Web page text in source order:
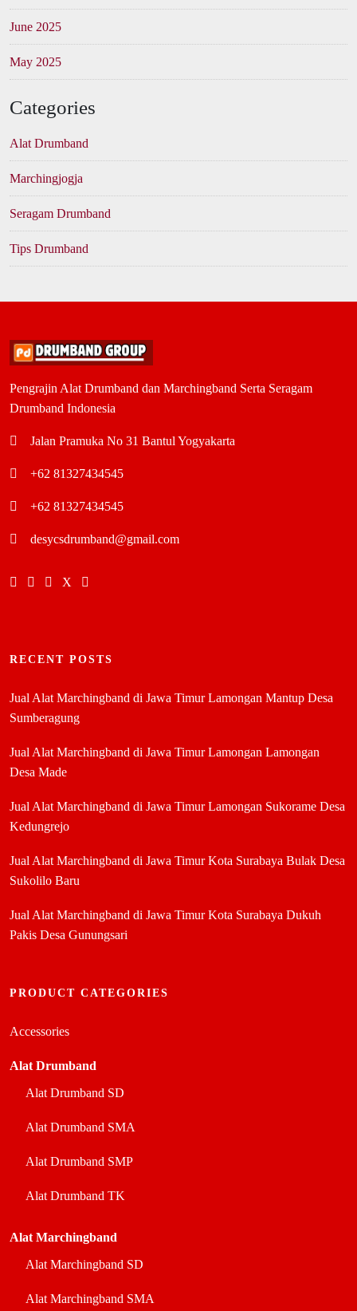
June 2025
May 2025
Categories
Alat Drumband
Marchingjogja
Seragam Drumband
Tips Drumband
Pengrajin Alat Drumband dan Marchingband Serta Seragam
Drumband Indonesia
Jalan Pramuka No 31 Bantul Yogyakarta
+62 81327434545
+62 81327434545
desycsdrumband@gmail.com
RECENT POSTS
Jual Alat Marchingband di Jawa Timur Lamongan Mantup Desa
Sumberagung
Jual Alat Marchingband di Jawa Timur Lamongan Lamongan
Desa Made
Jual Alat Marchingband di Jawa Timur Lamongan Sukorame Desa
Kedungrejo
Jual Alat Marchingband di Jawa Timur Kota Surabaya Bulak Desa
Sukolilo Baru
Jual Alat Marchingband di Jawa Timur Kota Surabaya Dukuh
Pakis Desa Gunungsari
PRODUCT CATEGORIES
Accessories
Alat Drumband
Alat Drumband SD
Alat Drumband SMA
Alat Drumband SMP
Alat Drumband TK
Alat Marchingband
Alat Marchingband SD
Alat Marchingband SMA